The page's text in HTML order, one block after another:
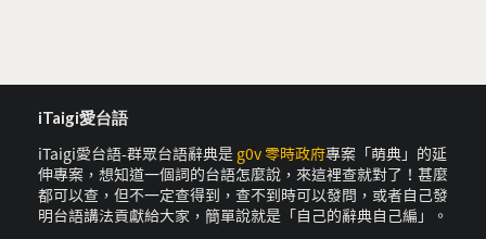
iTaigi愛台語
iTaigi愛台語-群眾台語辭典是 g0v 零時政府專案「萌典」的延
伸專案，想知道一個詞的台語怎麼說，來這裡查就對了！甚麼
都可以查，但不一定查得到，查不到時可以發問，或者自己發
明台語講法貢獻給大家，簡單說就是「自己的辭典自己編」。